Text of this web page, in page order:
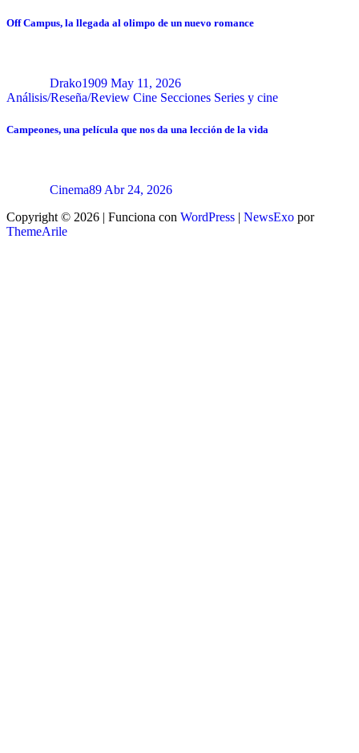
Off Campus, la llegada al olimpo de un nuevo romance
Drako1909 May 11, 2026
Análisis/Reseña/Review Cine Secciones Series y cine
Campeones, una película que nos da una lección de la vida
Cinema89 Abr 24, 2026
Copyright © 2026 | Funciona con WordPress | NewsExo por
ThemeArile